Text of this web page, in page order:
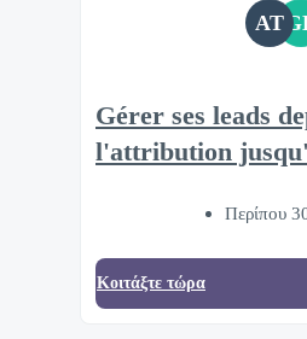
AT
Gérer ses leads
l'attribution
Περίπου
Κοιτάξτε τώρα